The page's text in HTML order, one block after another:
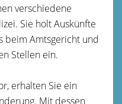
verschiedene
Sie holt Auskünfte
beim Amtsgericht und
Stellen ein.
erhalten Sie ein
Mit dessen